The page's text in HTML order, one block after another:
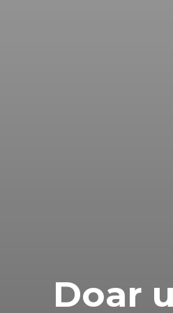
Doar